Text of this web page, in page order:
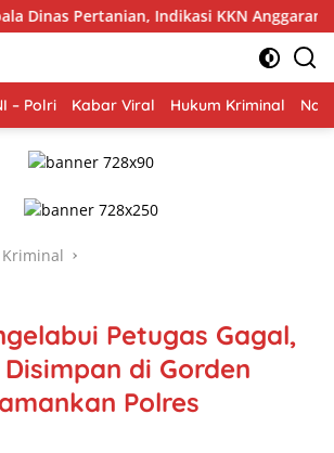
KKN Anggaran 2025 Diminta Diusut
– Polri Kabar Viral Hukum Kriminal
Petugas Gagal,
di Gorden
Polres